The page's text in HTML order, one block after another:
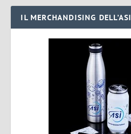
IL MERCHANDISING DELL’ASI